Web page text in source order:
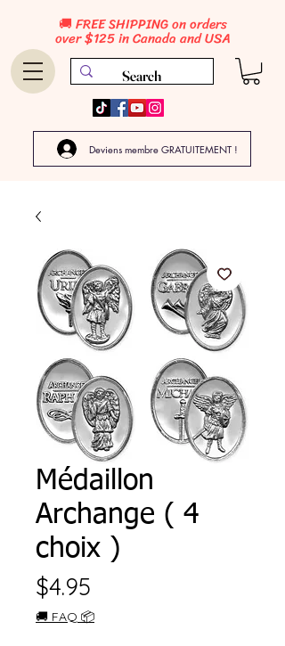
🚚 FREE SHIPPING on orders
over $125 in Canada and USA
Deviens membre GRATUITEMENT !
Médaillon
Archange ( 4
choix )
$4.95
🚚 FAQ 📦